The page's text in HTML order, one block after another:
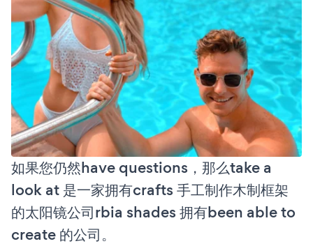
如果您仍然have questions，那么take a
look at 是一家拥有crafts 手工制作木制框架
的太阳镜公司rbia shades 拥有been able to
create 的公司。